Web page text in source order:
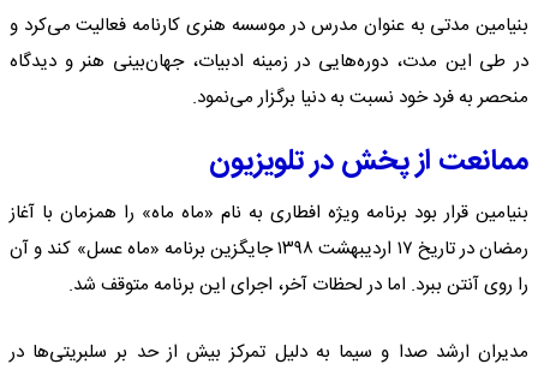
بنیامین مدتی به عنوان مدرس در موسسه هنری کارنامه فعالیت می‌کرد و
در طی این مدت، دوره‌هایی در زمینه ادبیات، جهان‌بینی هنر و دیدگاه
منحصر به فرد خود نسبت به دنیا برگزار می‌نمود.
ممانعت از پخش در تلویزیون
بنیامین قرار بود برنامه ویژه افطاری به نام «ماه ماه» را همزمان با آغاز
رمضان در تاریخ ۱۷ اردیبهشت ۱۳۹۸ جایگزین برنامه «ماه عسل» کند و آن
را روی آنتن ببرد. اما در لحظات آخر، اجرای این برنامه متوقف شد.
مدیران ارشد صدا و سیما به دلیل تمرکز بیش از حد بر سلبریتی‌ها در